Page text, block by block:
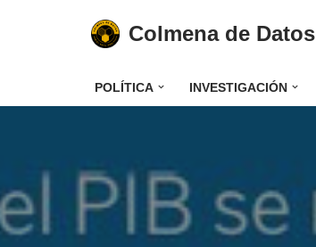
Colmena de Datos
POLÍTICA INVESTIGACIÓN